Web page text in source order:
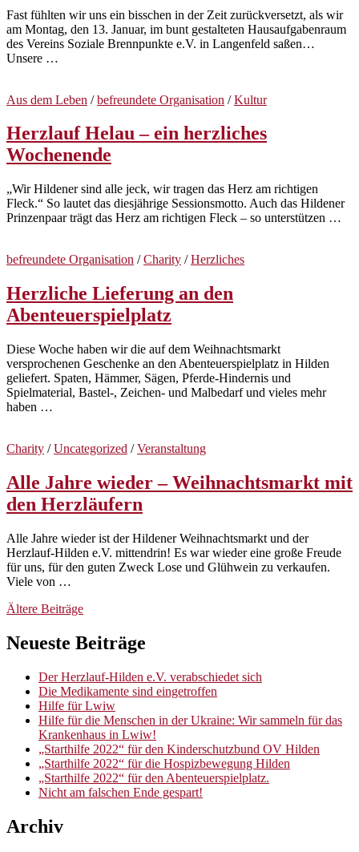
Fast fühlten wir uns ein bisschen in der Zeit zurückversetzt, als wir
am Montag, den 13. Januar, im bunt gestalteten Hausaufgabenraum
des Vereins Soziale Brennpunkte e.V. in Langenfeld saßen…
Unsere …
Aus dem Leben /befreundete Organisation /Kultur
Herzlauf Helau – ein herzliches
Wochenende
„Wir Hildener sind alle jeck, wir tragen das Herz am richtigen
Fleck.“ So lautet das diesjährige Sessionsmotto. Auch das Hildener
Prinzenpaar trägt das Herz am richtigen Fleck – so unterstützen …
befreundete Organisation /Charity /Herzliches
Herzliche Lieferung an den
Abenteuerspielplatz
Diese Woche haben wir die auf dem Weihnachtsmarkt
versprochenen Geschenke an den Abenteuerspielplatz in Hilden
geliefert. Spaten, Hämmer, Sägen, Pferde-Hindernis und
Spielmaterial, Bastel-, Zeichen- und Malbedarf und vieles mehr
haben …
Charity /Uncategorized /Veranstaltung
Alle Jahre wieder – Weihnachtsmarkt mit
den Herzläufern
Alle Jahre wieder ist der Hildener Weihnachtsmarkt und der
Herzlauf-Hilden e.V. mittendrin! Es war wieder eine große Freude
für uns, für den guten Zweck Lose und Glühwein zu verkaufen.
Viele von …
Beitragsnavigation
Ältere Beiträge
Neueste Beiträge
Der Herzlauf-Hilden e.V. verabschiedet sich
Die Medikamente sind eingetroffen
Hilfe für Lwiw
Hilfe für die Menschen in der Ukraine: Wir sammeln für das
Krankenhaus in Lwiw!
„Starthilfe 2022“ für den Kinderschutzbund OV Hilden
„Starthilfe 2022“ für die Hospizbewegung Hilden
„Starthilfe 2022“ für den Abenteuerspielplatz.
Nicht am falschen Ende gespart!
Archiv